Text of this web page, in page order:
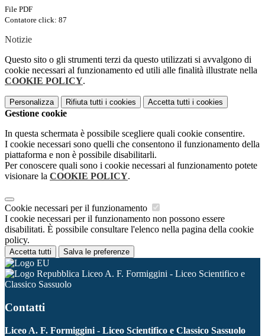
File PDF
Contatore click: 87
Notizie
Questo sito o gli strumenti terzi da questo utilizzati si avvalgono di
cookie necessari al funzionamento ed utili alle finalità illustrate nella
COOKIE POLICY.
Personalizza Rifiuta tutti i cookies Accetta tutti i cookies
Gestione cookie
In questa schermata è possibile scegliere quali cookie consentire.
I cookie necessari sono quelli che consentono il funzionamento della
piattaforma e non è possibile disabilitarli.
Per conoscere quali sono i cookie necessari al funzionamento potete
visionare la COOKIE POLICY.
Cookie necessari per il funzionamento
I cookie necessari per il funzionamento non possono essere
disabilitati. È possibile consultare l'elenco nella pagina della cookie
policy.
Accetta tutti Salva le preferenze
Liceo A. F. Formiggini - Liceo Scientifico e
Classico Sassuolo
Contatti
Liceo A. F. Formiggini - Liceo Scientifico e Classico Sassuolo